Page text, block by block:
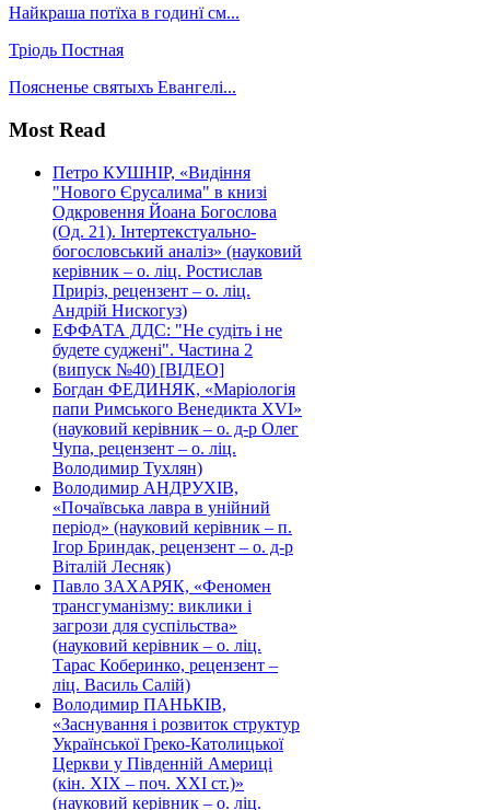
Найкраша потїха в годинї см...
Тріодь Постная
Поясненье святыхъ Евангелі...
Most Read
Петро КУШНІР, «Видіння
"Нового Єрусалима" в книзі
Одкровення Йоана Богослова
(Од. 21). Інтертекстуально-
богословський аналіз» (науковий
керівник – о. ліц. Ростислав
Приріз, рецензент – о. ліц.
Андрій Нискогуз)
ЕФФАТА ДДС: "Не судіть і не
будете суджені". Частина 2
(випуск №40) [ВІДЕО]
Богдан ФЕДИНЯК, «Маріологія
папи Римського Венедикта XVI»
(науковий керівник – о. д-р Олег
Чупа, рецензент – о. ліц.
Володимир Тухлян)
Володимир АНДРУХІВ,
«Почаївська лавра в унійний
період» (науковий керівник – п.
Ігор Бриндак, рецензент – о. д-р
Віталій Лесняк)
Павло ЗАХАРЯК, «Феномен
трансгуманізму: виклики і
загрози для суспільства»
(науковий керівник – о. ліц.
Тарас Коберинко, рецензент –
ліц. Василь Салій)
Володимир ПАНЬКІВ,
«Заснування і розвиток структур
Української Греко-Католицької
Церкви у Південній Америці
(кін. ХІХ – поч. ХХІ ст.)»
(науковий керівник – о. ліц.